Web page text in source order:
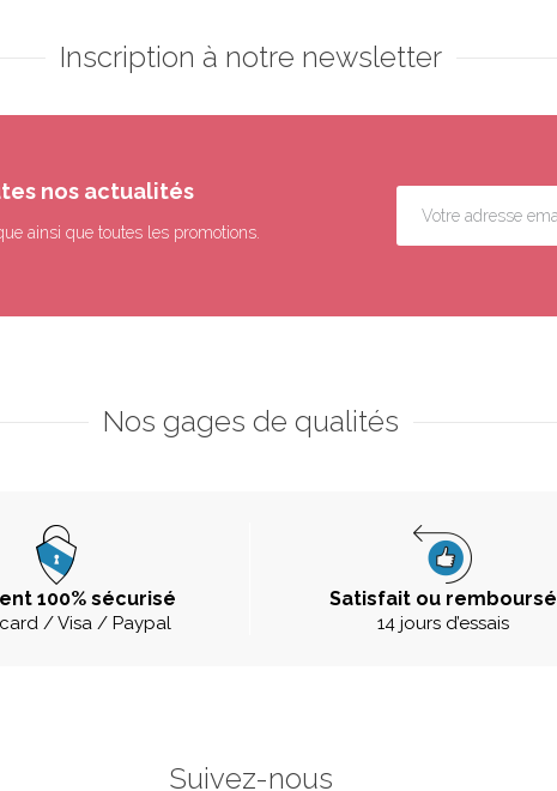
Inscription à notre newsletter
nos actualités
ainsi que toutes les promotions.
Nos gages de qualités
100% sécurisé
/ Visa / Paypal
Satisfait ou remboursé
14 jours d’essais
Suivez-nous